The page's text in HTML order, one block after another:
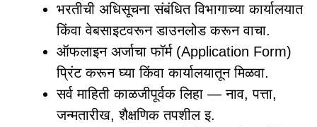
भरतीची अधिसूचना संबंधित विभागाच्या कार्यालयात
किंवा वेबसाइटवरून डाउनलोड करून वाचा.
ऑफलाइन अर्जाचा फॉर्म (Application Form)
प्रिंट करून घ्या किंवा कार्यालयातून मिळवा.
सर्व माहिती काळजीपूर्वक लिहा — नाव, पत्ता,
जन्मतारीख, शैक्षणिक तपशील इ.